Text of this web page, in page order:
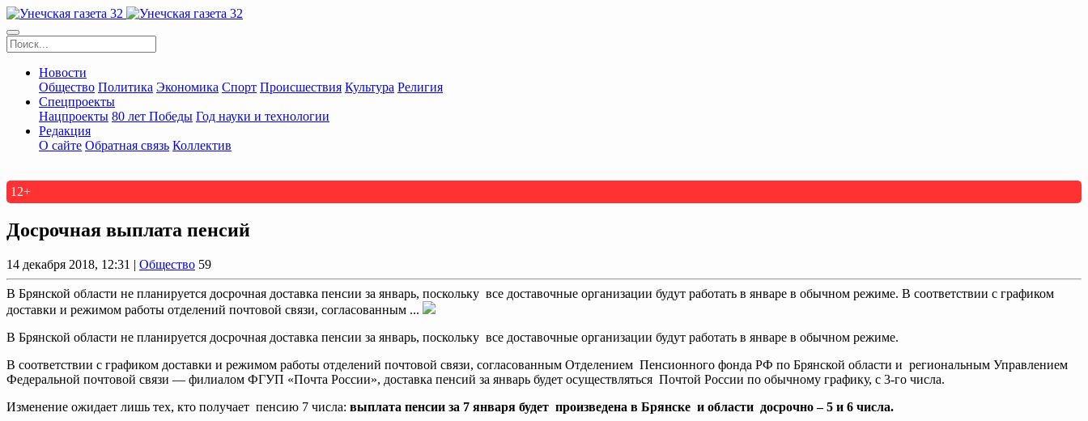
Новости
Общество Политика Экономика Спорт Происшествия Культура Религия
Спецпроекты
Нацпроекты 80 лет Победы Год науки и технологии
Редакция
О сайте Обратная связь Коллектив
12+
Досрочная выплата пенсий
14 декабря 2018, 12:31 | Общество 59
В Брянской области не планируется досрочная доставка пенсии за январь, поскольку все доставочные организации будут работать в январе в обычном режиме. В соответствии с графиком
доставки и режимом работы отделений почтовой связи, согласованным ...
В Брянской области не планируется досрочная доставка пенсии за январь, поскольку все доставочные организации будут работать в январе в обычном режиме.
В соответствии с графиком доставки и режимом работы отделений почтовой связи, согласованным Отделением Пенсионного фонда РФ по Брянской области и региональным Управлением
Федеральной почтовой связи — филиалом ФГУП «Почта России», доставка пенсий за январь будет осуществляться Почтой России по обычному графику, с 3-го числа.
Изменение ожидает лишь тех, кто получает пенсию 7 числа: выплата пенсии за 7 января будет произведена в Брянске и области досрочно – 5 и 6 числа.